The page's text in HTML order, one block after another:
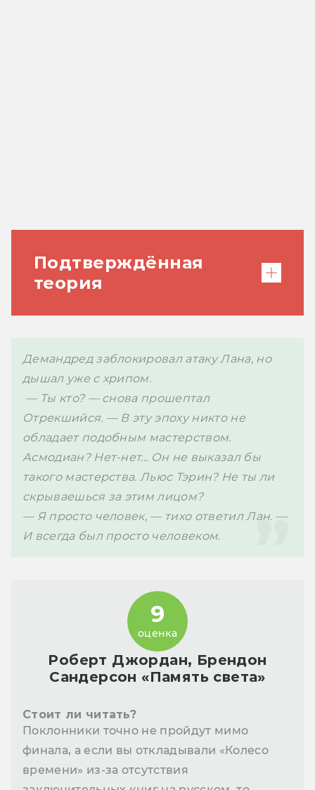
Подтверждённая
теория
большого простора для фантазий
читателей на тему, кто из героев
выжил, а кто погиб, но есть и одно
исключение. После выхода романа
одним из часто обсуждаемых вопросов
стала судьба Ланфир, и к десятилетию
романа Брендон Сандерсон
подтвердил популярную фанатскую
теорию, что та не погибла, а
изобразила свою смерть.
Демандред заблокировал атаку Лана, но
дышал уже с хрипом.
— Ты кто? — снова прошептал
Отрекшийся. — В эту эпоху никто не
обладает подобным мастерством.
Асмодиан? Нет-нет... Он не выказал бы
такого мастерства. Льюс Тэрин? Не ты ли
скрываешься за этим лицом?
— Я просто человек, — тихо ответил Лан. —
И всегда был просто человеком.
Роберт Джордан, Брендон
Сандерсон «Память света»
9
оценка
Стоит ли читать?
Поклонники точно не пройдут мимо
финала, а если вы откладывали «Колесо
времени» из-за отсутствия